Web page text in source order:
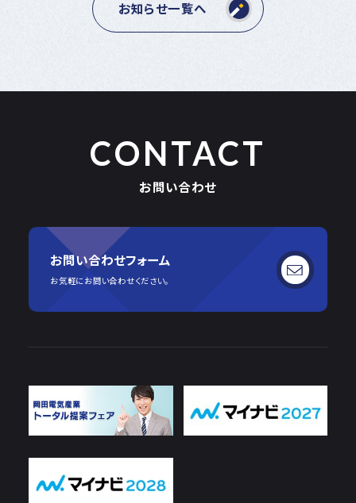
お知らせ一覧へ
CONTACT
お問い合わせ
お問い合わせフォーム
お気軽にお問い合わせください。